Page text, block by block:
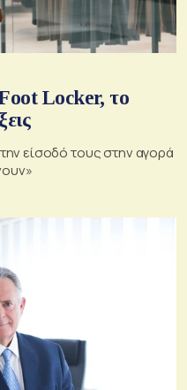
Locker, το
είσοδό τους στην αγορά